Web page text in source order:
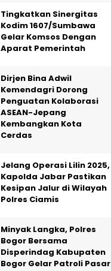
Tingkatkan Sinergitas
Kodim 1607/Sumbawa
Gelar Komsos Dengan
Aparat Pemerintah
Dirjen Bina Adwil
Kemendagri Dorong
Penguatan Kolaborasi
ASEAN-Jepang
Kembangkan Kota
Cerdas
Jelang Operasi Lilin 2025,
Kapolda Jabar Pastikan
Kesipan Jalur di Wilayah
Polres Ciamis
Minyak Langka, Polres
Bogor Bersama
Disperindag Kabupaten
Bogor Gelar Patroli Pasar